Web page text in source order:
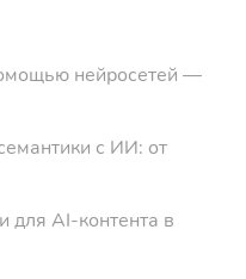
нейросетей —
с ИИ: от
для AI-контента в